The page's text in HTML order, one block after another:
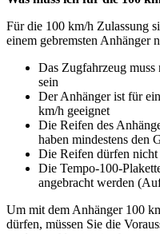
Für die 100 km/h Zulassung
einem gebremsten Anhänger
Das Zugfahrzeug muss
sein
Der Anhänger ist für
km/h geeignet
Die Reifen des
haben mindestens den
Die Reifen dürfen nicht
Die Tempo-100-
angebracht werden
Um mit dem Anhänger 100
dürfen, müssen Sie die